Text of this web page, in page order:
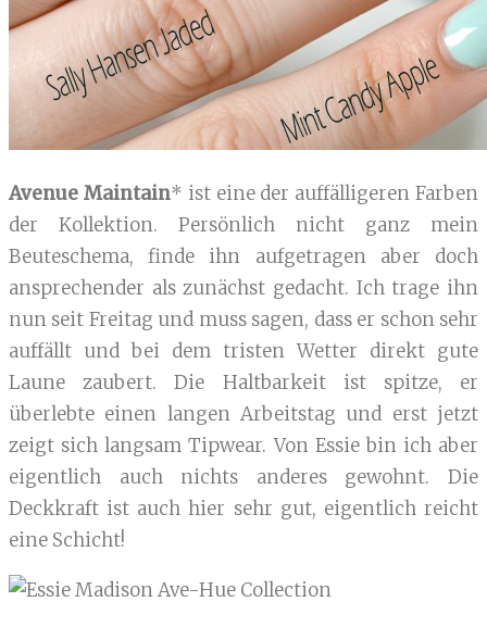
Avenue Maintain* ist eine der auffälligeren Farben
der Kollektion. Persönlich nicht ganz mein
Beuteschema, finde ihn aufgetragen aber doch
ansprechender als zunächst gedacht. Ich trage ihn
nun seit Freitag und muss sagen, dass er schon sehr
auffällt und bei dem tristen Wetter direkt gute
Laune zaubert. Die Haltbarkeit ist spitze, er
überlebte einen langen Arbeitstag und erst jetzt
zeigt sich langsam Tipwear. Von Essie bin ich aber
eigentlich auch nichts anderes gewohnt. Die
Deckkraft ist auch hier sehr gut, eigentlich reicht
eine Schicht!